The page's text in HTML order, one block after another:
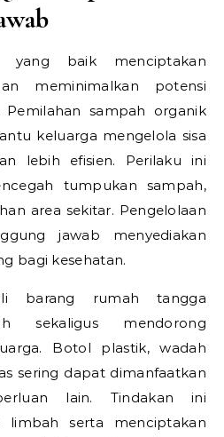
yang baik menciptakan
meminimalkan potensi
Pemilahan sampah organik
keluarga mengelola sisa
lebih efisien. Perilaku ini
tumpukan sampah,
area sekitar. Pengelolaan
jawab menyediakan
bagi kesehatan.
barang rumah tangga
sekaligus mendorong
Botol plastik, wadah
sering dapat dimanfaatkan
lain. Tindakan ini
limbah serta menciptakan